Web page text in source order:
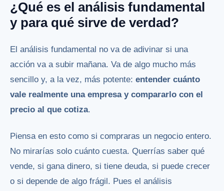
¿Qué es el análisis fundamental
y para qué sirve de verdad?
El análisis fundamental no va de adivinar si una
acción va a subir mañana. Va de algo mucho más
sencillo y, a la vez, más potente: entender cuánto
vale realmente una empresa y compararlo con el
precio al que cotiza.
Piensa en esto como si compraras un negocio entero.
No mirarías solo cuánto cuesta. Querrías saber qué
vende, si gana dinero, si tiene deuda, si puede crecer
o si depende de algo frágil. Pues el análisis